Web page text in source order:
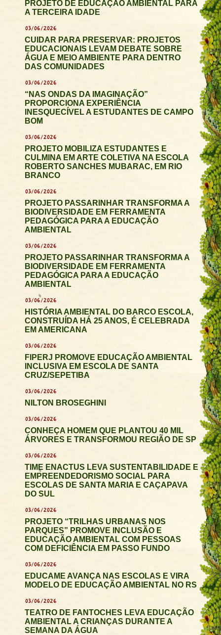
PROJETO DE EDUCAÇÃO AMBIENTAL PARA
A TERCEIRA IDADE
03/06/2026
CUIDAR PARA PRESERVAR: PROJETOS
EDUCACIONAIS LEVAM DEBATE SOBRE
ÁGUA E MEIO AMBIENTE PARA DENTRO
DAS COMUNIDADES
03/06/2026
“NAS ONDAS DA IMAGINAÇÃO”
PROPORCIONA EXPERIÊNCIA
INESQUECÍVEL A ESTUDANTES DE CAMPO
BOM
03/06/2026
PROJETO MOBILIZA ESTUDANTES E
CULMINA EM ARTE COLETIVA NA ESCOLA
ROBERTO SANCHES MUBARAC, EM RIO
BRANCO
03/06/2026
PROJETO PASSARINHAR TRANSFORMA A
BIODIVERSIDADE EM FERRAMENTA
PEDAGÓGICA PARA A EDUCAÇÃO
AMBIENTAL
03/06/2026
PROJETO PASSARINHAR TRANSFORMA A
BIODIVERSIDADE EM FERRAMENTA
PEDAGÓGICA PARA A EDUCAÇÃO
AMBIENTAL
03/06/2026
HISTÓRIA AMBIENTAL DO BARCO ESCOLA,
CONSTRUÍDA HÁ 25 ANOS, É CELEBRADA
EM AMERICANA
03/06/2026
FIPERJ PROMOVE EDUCAÇÃO AMBIENTAL
INCLUSIVA EM ESCOLA DE SANTA
CRUZ/SEPETIBA
03/06/2026
NILTON BROSEGHINI
03/06/2026
CONHEÇA HOMEM QUE PLANTOU 40 MIL
ÁRVORES E TRANSFORMOU REGIÃO DE SP
03/06/2026
TIME ENACTUS LEVA SUSTENTABILIDADE E
EMPREENDEDORISMO SOCIAL PARA
ESCOLAS DE SANTA MARIA E CAÇAPAVA
DO SUL
03/06/2026
PROJETO “TRILHAS URBANAS NOS
PARQUES” PROMOVE INCLUSÃO E
EDUCAÇÃO AMBIENTAL COM PESSOAS
COM DEFICIÊNCIA EM PASSO FUNDO
03/06/2026
EDUCAME AVANÇA NAS ESCOLAS E VIRA
MODELO DE EDUCAÇÃO AMBIENTAL NO RS
03/06/2026
TEATRO DE FANTOCHES LEVA EDUCAÇÃO
AMBIENTAL A CRIANÇAS DURANTE A
SEMANA DA ÁGUA